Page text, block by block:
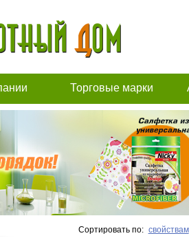
Торговые марки
Сортировать по: свойствам